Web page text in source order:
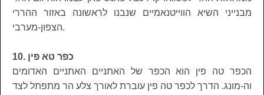
מבנייני השיא הווייטנאמיים שנבנו לראשונה באזור ההררי
הצפון-מערבי.
10. כפר טא פין
הכפר טה פין הוא הכפר של האתניים האתניים האדומים
וה-מונג. הדרך לכפר טה פין עוברת לאורך צלע הר מתפתל לצד